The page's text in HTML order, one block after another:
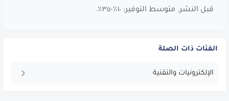
قبل النشر. متوسط التوفير: ١٠٪-٣٥٪.
الفئات ذات الصلة
الإلكترونيات والتقنية